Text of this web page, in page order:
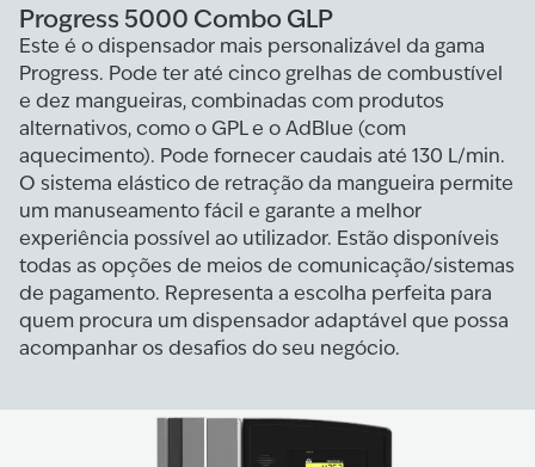
Progress 5000 Combo GLP
Este é o dispensador mais personalizável da gama
Progress. Pode ter até cinco grelhas de combustível
e dez mangueiras, combinadas com produtos
alternativos, como o GPL e o AdBlue (com
aquecimento). Pode fornecer caudais até 130 L/min.
O sistema elástico de retração da mangueira permite
um manuseamento fácil e garante a melhor
experiência possível ao utilizador. Estão disponíveis
todas as opções de meios de comunicação/sistemas
de pagamento. Representa a escolha perfeita para
quem procura um dispensador adaptável que possa
acompanhar os desafios do seu negócio.